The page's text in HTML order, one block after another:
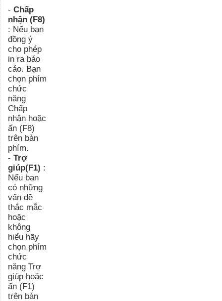
- Chấp
nhận (F8)
: Nếu bạn
đồng ý
cho phép
in ra báo
cáo. Bạn
chọn phím
chức
năng
Chấp
nhận hoặc
ấn (F8)
trên bàn
phím.
- Trợ
giúp(F1) :
Nếu bạn
có những
vấn đề
thắc mắc
hoặc
không
hiểu hãy
chọn phím
chức
năng Trợ
giúp hoặc
ấn (F1)
trên bàn